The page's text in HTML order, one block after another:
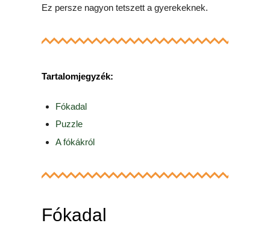
Ez persze nagyon tetszett a gyerekeknek.
Tartalomjegyzék:
Fókadal
Puzzle
A fókákról
Fókadal